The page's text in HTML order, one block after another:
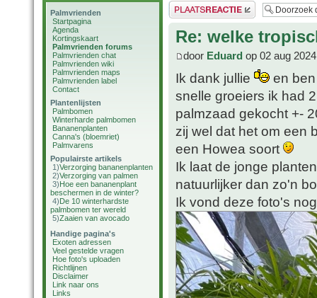
Palmvrienden
Startpagina
Agenda
Kortingskaart
Palmvrienden forums
Palmvrienden chat
Palmvrienden wiki
Palmvrienden maps
Palmvrienden label
Contact
Plantenlijsten
Palmbomen
Winterharde palmbomen
Bananenplanten
Canna's (bloemriet)
Palmvarens
Populairste artikels
1)Verzorging bananenplanten
2)Verzorging van palmen
3)Hoe een bananenplant
beschermen in de winter?
4)De 10 winterhardste
palmbomen ter wereld
5)Zaaien van avocado
Handige pagina's
Exoten adressen
Veel gestelde vragen
Hoe foto's uploaden
Richtlijnen
Disclaimer
Link naar ons
Links
Plaats een reactie
Re: welke
door Eduard op 02 aug
Ik dank jullie
en
snelle groeiers ik had
palmzaad gekocht +-
zij wel dat het om een
een Howea soort
Ik laat de jonge
natuurlijker dan zo'n
Ik vond deze foto's